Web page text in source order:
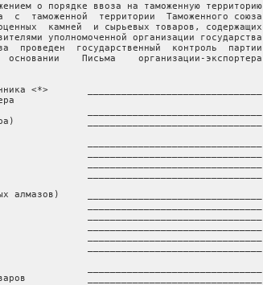
о порядке ввоза на таможенную территорию
с  таможенной  территории  Таможенного союза
камней  и сырьевых товаров, содержащих
уполномоченной организации государства
проведен  государственный  контроль  партии
основании    Письма    организации-экспортера
<*>       _______________________________
_______________________________
_______________________________
_______________________________
_______________________________
_______________________________
_______________________________
алмазов)     _______________________________
_______________________________
_______________________________
_______________________________
_______________________________
_______________________________
_______________________________
_______________________________